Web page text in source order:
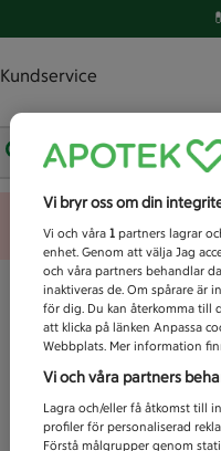
Kundservice
Vad letar du efter
Vi bryr oss om din
Vi och våra 1 partners lagrar
enhet. Genom att välja Jag
och våra partners behandlar
inaktiveras de. Om spårare är
för dig. Du kan återkomma till
att klicka på länken Anpassa
Webbplats. Mer information
Vi och våra partners
Lagra och/eller få åtkomst till
profiler för personaliserad
Förstå målgrupper genom